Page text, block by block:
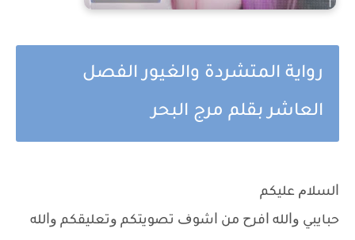
رواية المتشردة والغيور الفصل
العاشر بقلم مرج البحر
ﺍﻟﺴﻼﻡ ﻋﻠﻴﻜﻢ
ﺣﺒﺎﻳﺒﻲ ﻭﺍﻟﻠﻪ ﺍﻓﺮﺡ ﻣﻦ ﺍﺷﻮﻑ ﺗﺼﻮﻳﺘﻜﻢ ﻭﺗﻌﻠﻴﻘﻜﻢ ﻭﺍﻟﻠﻪ